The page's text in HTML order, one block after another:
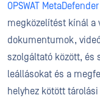
OPSWAT
megközelítést kínál a
dokumentumok,
szolgáltató között, és
leállásokat és a
helyhez kötött